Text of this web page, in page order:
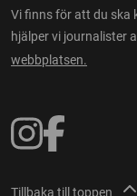
Vi finns för att du ska
hjälper vi journalister
webbplatsen.
Tillbaka till toppen